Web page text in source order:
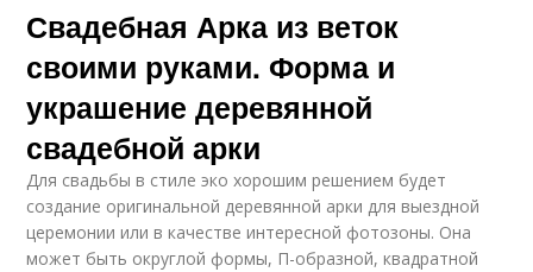
Свадебная Арка из веток
своими руками. Форма и
украшение деревянной
свадебной арки
Для свадьбы в стиле эко хорошим решением будет
создание оригинальной деревянной арки для выездной
церемонии или в качестве интересной фотозоны. Она
может быть округлой формы, П-образной, квадратной